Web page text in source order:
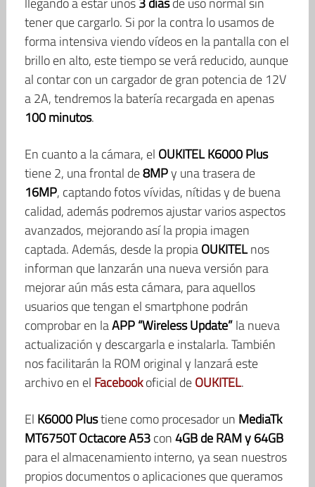
tener que cargarlo. Si por la contra lo usamos de
forma intensiva viendo vídeos en la pantalla con el
brillo en alto, este tiempo se verá reducido, aunque
al contar con un cargador de gran potencia de 12V
a 2A, tendremos la batería recargada en apenas
100 minutos.
En cuanto a la cámara, el OUKITEL K6000 Plus
tiene 2, una frontal de8MPy una trasera de
16MP, captando fotos vívidas, nítidas y de buena
calidad, además podremos ajustar varios aspectos
avanzados, mejorando así la propia imagen
captada. Además, desde la propiaOUKITELnos
informan que lanzarán una nueva versión para
mejorar aún más esta cámara, para aquellos
usuarios que tengan el smartphone podrán
comprobar en laAPP “Wireless Update”la nueva
actualización y descargarla e instalarla. También
nos facilitarán la ROM original y lanzará este
archivo en el Facebookoficial deOUKITEL.
El K6000 Plustiene como procesador un MediaTk
MT6750T Octacore A53con4GB de RAM y 64GB
para el almacenamiento interno, ya sean nuestros
propios documentos o aplicaciones que queramos